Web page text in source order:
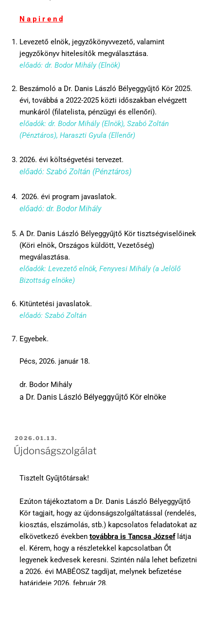
N a p i r e n d
Levezető elnök, jegyzőkönyvvezető, valamint
jegyzőkönyv hitelesítők megválasztása.
előadó: dr. Bodor Mihály (Elnök)
Beszámoló a Dr. Danis László Bélyeggyűjtő Kör 2025.
évi, továbbá a 2022-2025 közti időszakban elvégzett
munkáról (filatelista, pénzügyi és ellenőri).
előadók: dr. Bodor Mihály (Elnök), Szabó Zoltán
(Pénztáros), Haraszti Gyula (Ellenőr)
2026. évi költségvetési tervezet.
előadó: Szabó Zoltán (Pénztáros)
2026. évi program javaslatok.
előadó: dr. Bodor Mihály
A Dr. Danis László Bélyeggyűjtő Kör tisztségviselőinek
(Köri elnök, Országos küldött, Vezetőség)
megválasztása.
előadók: Levezető elnök, Fenyvesi Mihály (a Jelölő
Bizottság elnöke)
Kitüntetési javaslatok.
előadó: Szabó Zoltán
Egyebek.
Pécs, 2026. január 18.
dr. Bodor Mihály
a Dr. Danis László Bélyeggyűjtő Kör elnöke
2026.01.13.
Újdonságszolgálat
Tisztelt Gyűjtőtársak!
Ezúton tájékoztatom a Dr. Danis László Bélyeggyűjtő
Kör tagjait, hogy az újdonságszolgáltatással (rendelés,
kiosztás, elszámolás, stb.) kapcsolatos feladatokat az
elkövetkező években továbbra is Tancsa Józseflátja
el. Kérem, hogy a részletekkel kapcsolatban Őt
legyenek kedvesek keresni. Szintén nála lehet befizetni
a 2026. évi MABÉOSZ tagdíjat, melynek befizetése
határideje 2026. február 28.